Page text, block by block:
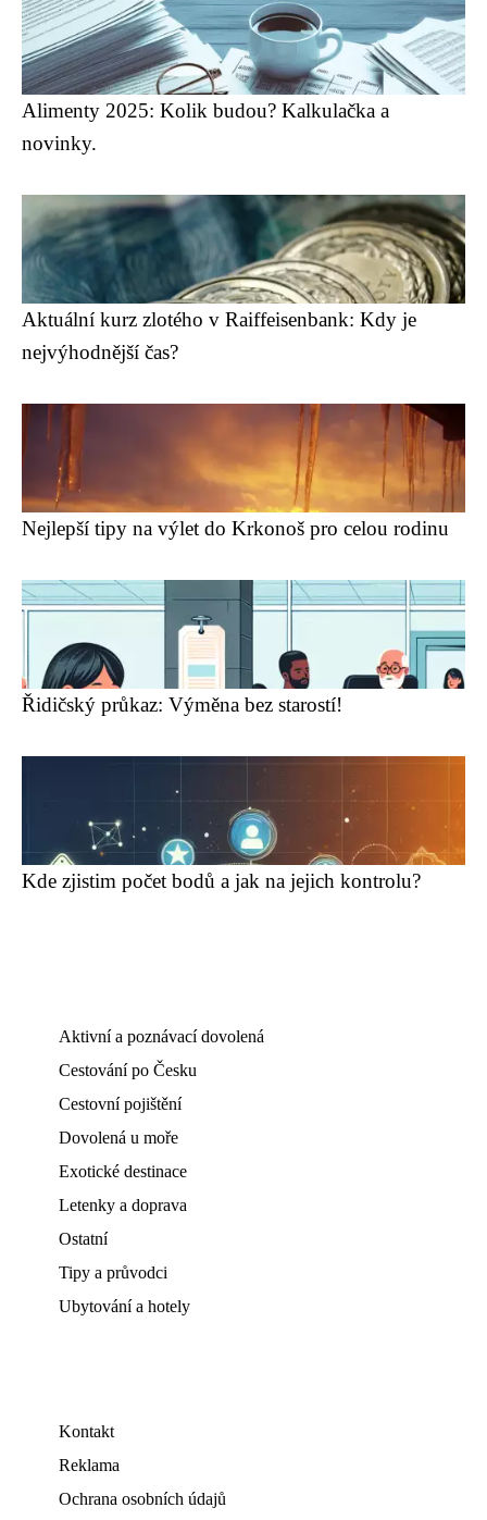
Alimenty 2025: Kolik budou? Kalkulačka a
novinky.
Aktuální kurz zlotého v Raiffeisenbank: Kdy je
nejvýhodnější čas?
Nejlepší tipy na výlet do Krkonoš pro celou rodinu
Řidičský průkaz: Výměna bez starostí!
Kde zjistim počet bodů a jak na jejich kontrolu?
Aktivní a poznávací dovolená
Cestování po Česku
Cestovní pojištění
Dovolená u moře
Exotické destinace
Letenky a doprava
Ostatní
Tipy a průvodci
Ubytování a hotely
Kontakt
Reklama
Ochrana osobních údajů